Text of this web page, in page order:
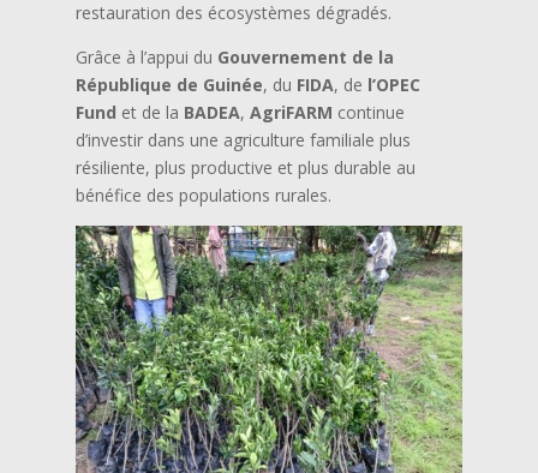
restauration des écosystèmes dégradés.
Grâce à l’appui du Gouvernement de la
République de Guinée, du FIDA, de l’OPEC
Fund et de la BADEA,AgriFARM continue
d’investir dans une agriculture familiale plus
résiliente, plus productive et plus durable au
bénéfice des populations rurales.